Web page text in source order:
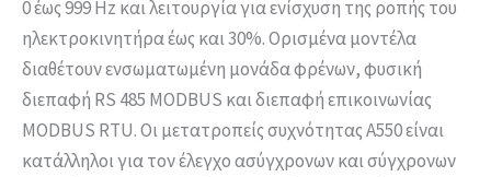
0 έως 999 Hz και λειτουργία για ενίσχυση της ροπής του
ηλεκτροκινητήρα έως και 30%. Ορισμένα μοντέλα
διαθέτουν ενσωματωμένη μονάδα φρένων, φυσική
διεπαφή RS 485 MODBUS και διεπαφή επικοινωνίας
MODBUS RTU. Οι μετατροπείς συχνότητας A550 είναι
κατάλληλοι για τον έλεγχο ασύγχρονων και σύγχρονων